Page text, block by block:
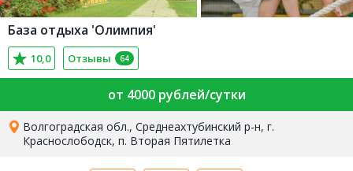
База отдыха 'Олимпия'
10,0 Отзывы 64
от 4000 рублей/сутки
Волгоградская обл., Среднеахтубинский р-н, г.
Краснослободск, п. Вторая Пятилетка